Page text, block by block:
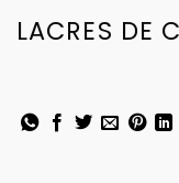
LACRES DE